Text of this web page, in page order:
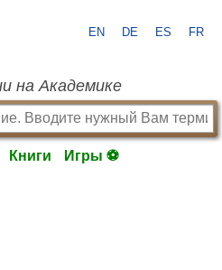
EN DE ES FR
на Академике
Книги Игры ⚽